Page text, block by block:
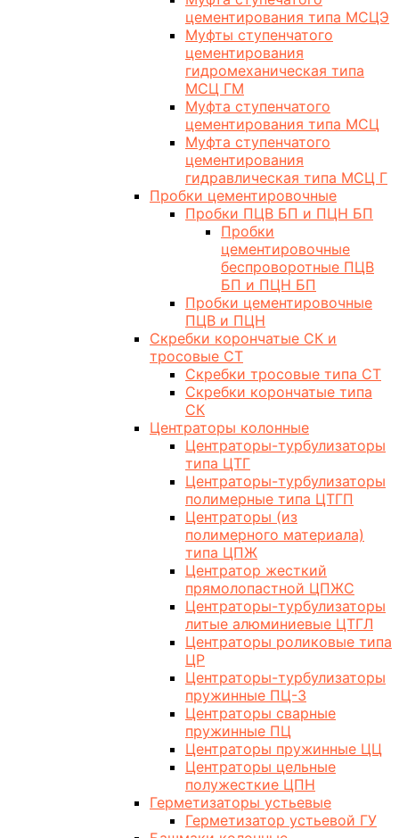
цементирования типа МСЦЭ
Муфты ступенчатого
цементирования
гидромеханическая типа
МСЦ ГМ
Муфта ступенчатого
цементирования типа МСЦ
Муфта ступенчатого
цементирования
гидравлическая типа МСЦ Г
Пробки цементировочные
Пробки ПЦВ БП и ПЦН БП
Пробки
цементировочные
беспроворотные ПЦВ
БП и ПЦН БП
Пробки цементировочные
ПЦВ и ПЦН
Скребки корончатые СК и
тросовые СТ
Скребки тросовые типа СТ
Скребки корончатые типа
СК
Центраторы колонные
Центраторы-турбулизаторы
типа ЦТГ
Центраторы-турбулизаторы
полимерные типа ЦТГП
Центраторы (из
полимерного материала)
типа ЦПЖ
Центратор жесткий
прямолопастной ЦПЖС
Центраторы-турбулизаторы
литые алюминиевые ЦТГЛ
Центраторы роликовые типа
ЦР
Центраторы-турбулизаторы
пружинные ПЦ-3
Центраторы сварные
пружинные ПЦ
Центраторы пружинные ЦЦ
Центраторы цельные
полужесткие ЦПН
Герметизаторы устьевые
Герметизатор устьевой ГУ